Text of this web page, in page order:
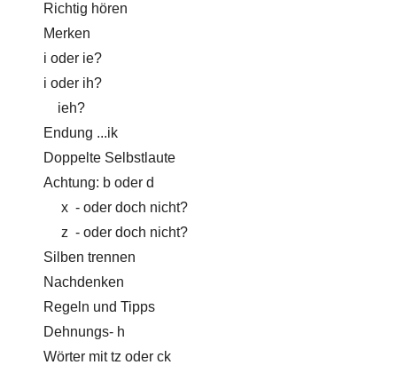
Richtig hören
Merken
i oder ie?
i oder ih?
ieh?
Endung ...ik
Doppelte Selbstlaute
Achtung: b oder d
x - oder doch nicht?
z - oder doch nicht?
Silben trennen
Nachdenken
Regeln und Tipps
Dehnungs- h
Wörter mit tz oder ck